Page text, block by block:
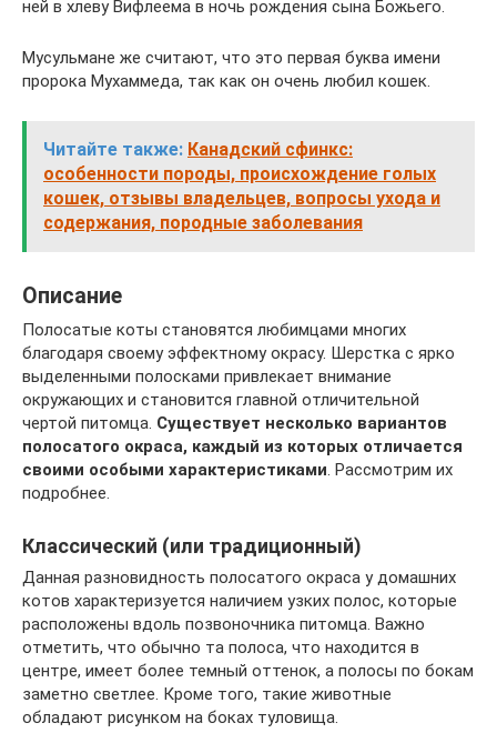
ней в хлеву Вифлеема в ночь рождения сына Божьего.
Мусульмане же считают, что это первая буква имени
пророка Мухаммеда, так как он очень любил кошек.
Читайте также: Канадский сфинкс:
особенности породы, происхождение голых
кошек, отзывы владельцев, вопросы ухода и
содержания, породные заболевания
Описание
Полосатые коты становятся любимцами многих
благодаря своему эффектному окрасу. Шерстка с ярко
выделенными полосками привлекает внимание
окружающих и становится главной отличительной
чертой питомца. Существует несколько вариантов
полосатого окраса, каждый из которых отличается
своими особыми характеристиками. Рассмотрим их
подробнее.
Классический (или традиционный)
Данная разновидность полосатого окраса у домашних
котов характеризуется наличием узких полос, которые
расположены вдоль позвоночника питомца. Важно
отметить, что обычно та полоса, что находится в
центре, имеет более темный оттенок, а полосы по бокам
заметно светлее. Кроме того, такие животные
обладают рисунком на боках туловища.